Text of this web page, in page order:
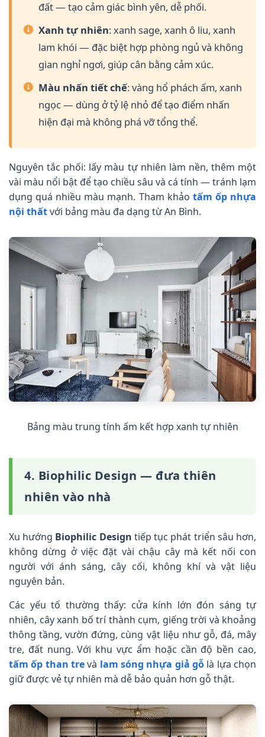
đất — tạo cảm giác bình yên, dễ phối.
Xanh tự nhiên: xanh sage, xanh ô liu, xanh
lam khói — đặc biệt hợp phòng ngủ và không
gian nghỉ ngơi, giúp cân bằng cảm xúc.
Màu nhấn tiết chế: vàng hổ phách ấm, xanh
ngọc — dùng ở tỷ lệ nhỏ để tạo điểm nhấn
hiện đại mà không phá vỡ tổng thể.
Nguyên tắc phối: lấy màu tự nhiên làm nền, thêm một
vài màu nổi bật để tạo chiều sâu và cá tính — tránh lạm
dụng quá nhiều màu mạnh. Tham khảo tấm ốp nhựa
nội thấtvới bảng màu đa dạng từ An Bình.
Bảng màu trung tính ấm kết hợp xanh tự nhiên
4. Biophilic Design — đưa thiên
nhiên vào nhà
Xu hướng Biophilic Design tiếp tục phát triển sâu hơn,
không dừng ở việc đặt vài chậu cây mà kết nối con
người với ánh sáng, cây cối, không khí và vật liệu
nguyên bản.
Các yếu tố thường thấy: cửa kính lớn đón sáng tự
nhiên, cây xanh bố trí thành cụm, giếng trời và khoảng
thông tầng, vườn đứng, cùng vật liệu như gỗ, đá, mây
tre, đất nung. Với khu vực ẩm hoặc cần độ bền cao,
tấm ốp than trevà lam sóng nhựa giả gỗ là lựa chọn
giữ được vẻ tự nhiên mà dễ bảo quản hơn gỗ thật.